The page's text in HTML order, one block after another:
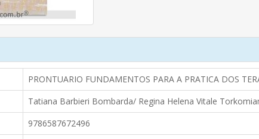
PRONTUARIO FUNDAMENTOS PARA A PRATICA DOS
Tatiana Barbieri Bombarda/ Regina Helena Vitale
9786587672496